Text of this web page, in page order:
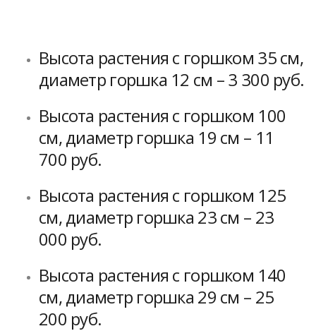
Высота растения с горшком 35 см,
диаметр горшка 12 см – 3 300 руб.
Высота растения с горшком 100
см, диаметр горшка 19 см – 11
700 руб.
Высота растения с горшком 125
см, диаметр горшка 23 см – 23
000 руб.
Высота растения с горшком 140
см, диаметр горшка 29 см – 25
200 руб.